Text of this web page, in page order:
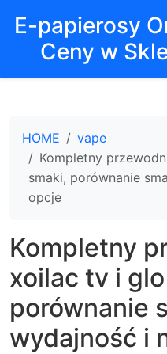
E-papierosy
Ceny w
HOME
vape
Kompletny
smaki, porównanie
opcje
Kompletny
xoilac tv i
porównanie
wydajność i